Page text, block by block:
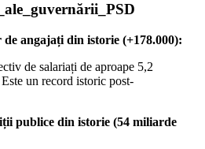
angajați din istorie (+178.000):
de salariați de aproape 5,2
un record istoric post-
publice din istorie (54 miliarde